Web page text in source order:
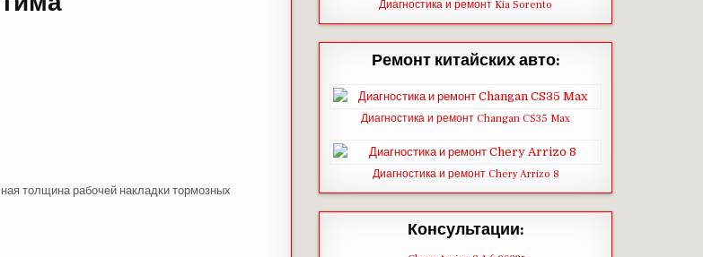
толщина рабочей накладки тормозных
Диагностика и ремонт Kia Sorento
Ремонт китайских авто:
Диагностика и ремонт Changan CS35 Max
Диагностика и ремонт Chery Arrizo 8
Консультации: